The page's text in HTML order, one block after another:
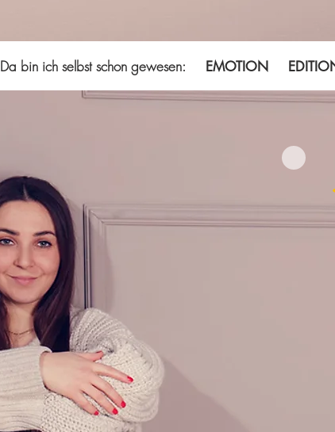
Da bin ich selbst schon gewesen: EMOTION EDITION